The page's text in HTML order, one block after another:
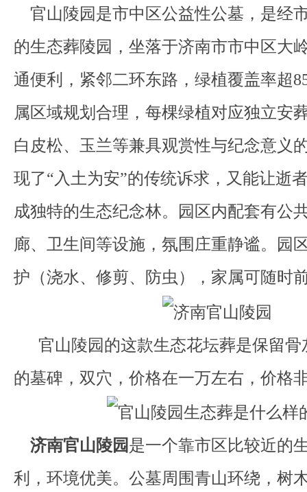
官山陵园是市中区公益性公墓，是经
的生态葬陵园，坐落于济南市市中区大
通便利，紧邻二环东路，绿植覆盖率超
属区域规划合理，每棵绿植对应独立安
白皮松、玉兰等兼具观赏性与纪念意义
现了“入土为安”的传统诉求，又能让逝
成独特的生态纪念林。园区内配套有公
廊、卫生间等设施，氛围庄重静谧。园
护（浇水、修剪、防虫），家属可随时
官山陵园的这款生态花坛葬是保留骨
的墓碑，双穴，价格在一万左右，价格
济南官山陵园是一个靠市区比较近的
利，环境优美。公墓周围青山环绕，树